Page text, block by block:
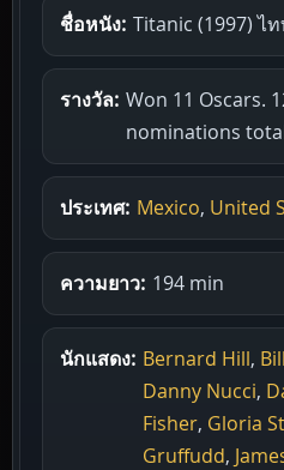
ชื่อหนัง: Titanic (1997) ไ
รางวัล: Won 11 Oscars.
nominations
ประเทศ: Mexico, United
ความยาว: 194 min
นักแสดง: Bernard Hill,
Danny Nucci,
Fisher, Gloria
Gruffudd,